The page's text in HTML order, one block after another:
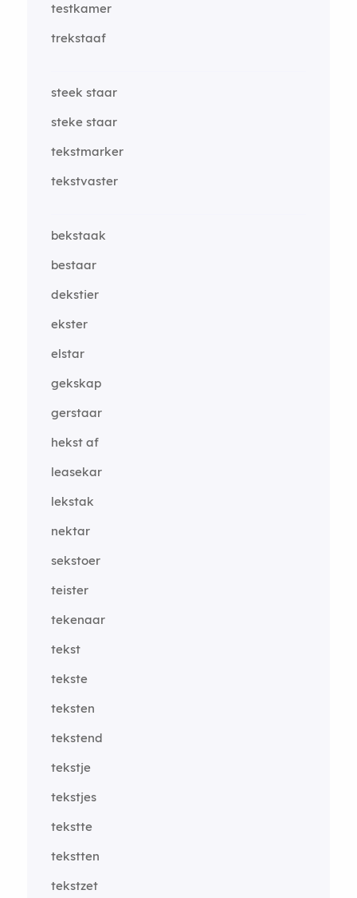
testkamer
trekstaaf
steek staar
steke staar
tekstmarker
tekstvaster
bekstaak
bestaar
dekstier
ekster
elstar
gekskap
gerstaar
hekst af
leasekar
lekstak
nektar
sekstoer
teister
tekenaar
tekst
tekste
teksten
tekstend
tekstje
tekstjes
tekstte
tekstten
tekstzet